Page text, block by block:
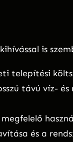
is
telepítési
távú víz-
és a